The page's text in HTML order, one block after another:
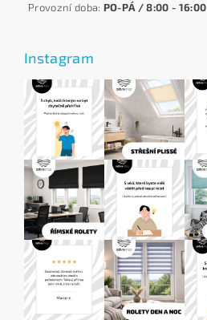
Provozní doba: PO-PÁ / 8:00 - 16:00
Instagram